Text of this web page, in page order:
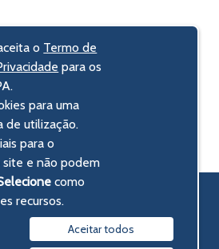
de Ciências da Saúde de Porto Alegre
Histórico
o Termo de
para os
para uma
de utilização.
para o
e não podem
como
recursos.
Aceitar todos